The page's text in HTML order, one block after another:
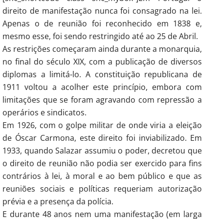
direito de manifestação nunca foi consagrado na lei.
Apenas o de reunião foi reconhecido em 1838 e,
mesmo esse, foi sendo restringido até ao 25 de Abril.
As restrições começaram ainda durante a monarquia,
no final do século XIX, com a publicação de diversos
diplomas a limitá-lo. A constituição republicana de
1911 voltou a acolher este princípio, embora com
limitações que se foram agravando com repressão a
operários e sindicatos.
Em 1926, com o golpe militar de onde viria a eleição
de Óscar Carmona, este direito foi inviabilizado. Em
1933, quando Salazar assumiu o poder, decretou que
o direito de reunião não podia ser exercido para fins
contrários à lei, à moral e ao bem público e que as
reuniões sociais e políticas requeriam autorização
prévia e a presença da polícia.
E durante 48 anos nem uma manifestação (em larga